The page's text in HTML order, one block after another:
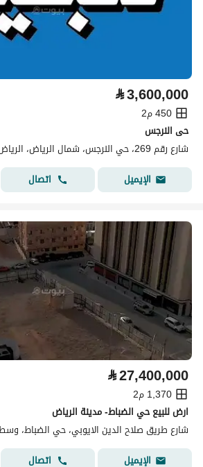
⃁3,600,000
450 م2
حى النرجس
شارع رقم 269، حي النرجس، شمال الرياض، الرياض
الإيميل
اتصال
⃁27,400,000
1,370 م2
ارض للبيع حي الضباط- مدينة الرياض
شارع طريق صلاح الدين الايوبي، حي الضباط،
الإيميل
اتصال